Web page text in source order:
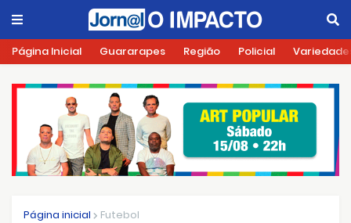
Página Inicial Guararapes Região Policial
Página inicial Futebol